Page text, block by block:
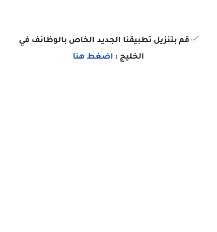
✅ قم بتنزيل تطبيقنا الجديد الخاص بالوظائف في
الخليج : اضغط هنا